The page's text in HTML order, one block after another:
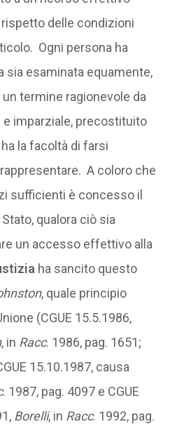
delle condizioni
Ogni persona ha
sia esaminata equamente,
termine ragionevole da
imparziale, precostituito
la facoltà di farsi
A coloro che
sufficienti è concesso il
qualora ciò sia
un accesso effettivo alla
ha sancito questo
, quale principio
(CGUE 15.5.1986,
, in Racc. 1986, pag. 1651;
15.10.1987, causa
. 1987, pag. 4097 e CGUE
Borelli, in Racc. 1992, pag.